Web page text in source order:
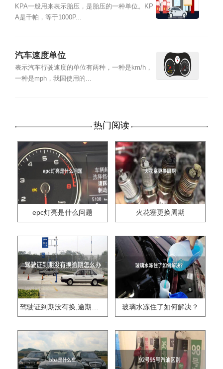
KPA一般用来表示胎压，是胎压的一种单位。KP
A是千帕，等于1000P...
汽车速度单位
表示汽车行驶速度的单位有两种，一种是km/h，
一种是mph，我国使用的...
热门阅读
epc灯亮是什么问题 火花塞更换周期
驾驶证到期没有换,逾期怎么办?? 玻璃水冻住了如何解决？